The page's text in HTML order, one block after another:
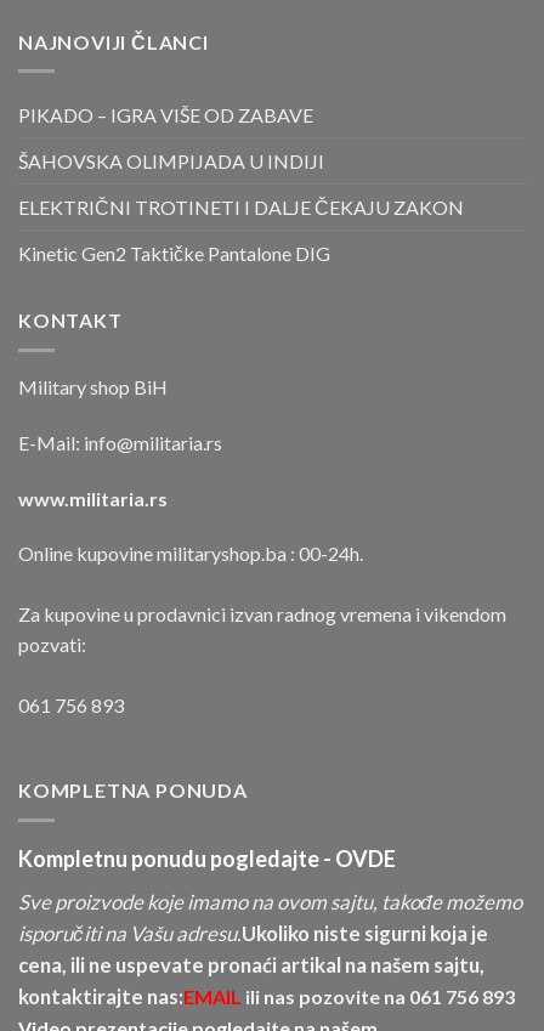
NAJNOVIJI ČLANCI
PIKADO – IGRA VIŠE OD ZABAVE
ŠAHOVSKA OLIMPIJADA U INDIJI
ELEKTRIČNI TROTINETI I DALJE ČEKAJU ZAKON
Kinetic Gen2 Taktičke Pantalone DIG
KONTAKT
Military shop BiH
E-Mail: info@militaria.rs
www.militaria.rs
Online kupovine militaryshop.ba : 00-24h.
Za kupovine u prodavnici izvan radnog vremena i vikendom
pozvati:
061 756 893
KOMPLETNA PONUDA
Kompletnu ponudu pogledajte - OVDE
Sve proizvode koje imamo na ovom sajtu, takođe možemo
isporučiti na Vašu adresu.Ukoliko niste sigurni koja je
cena, ili ne uspevate pronaći artikal na našem sajtu,
kontaktirajte nas:EMAIL ili nas pozovite na 061 756 893